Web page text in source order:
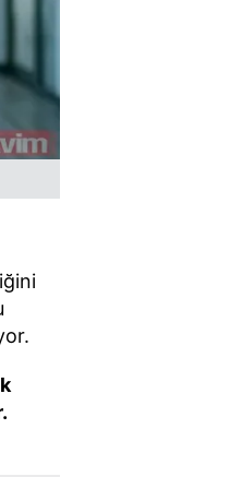
Çerezlere ilişkin detaylı
Metnimizi okumak ve